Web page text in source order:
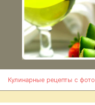
Кулинарные рецепты с фото
Чилли с
овощами
Десерт
фруктовый